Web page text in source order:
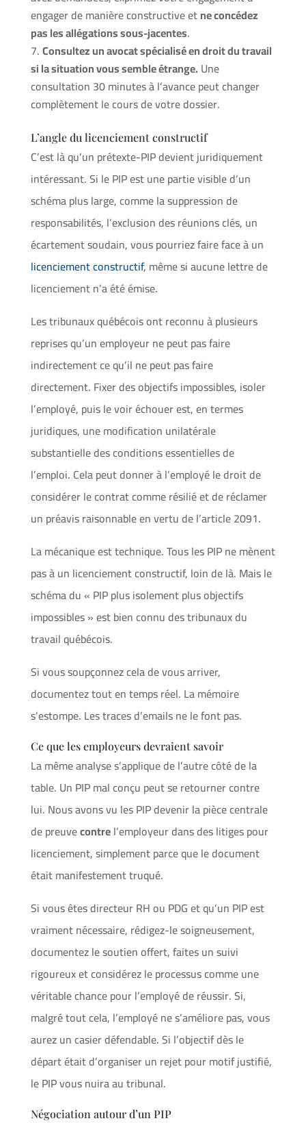
engager de manière constructive etne concédez
pas les allégations sous-jacentes.
Consultez un avocat spécialisé en droit du travail
si la situation vous semble étrange. Une
consultation 30 minutes à l’avance peut changer
complètement le cours de votre dossier.
L’angle du licenciement constructif
C’est là qu’un prétexte-PIP devient juridiquement
intéressant. Si le PIP est une partie visible d’un
schéma plus large, comme la suppression de
responsabilités, l’exclusion des réunions clés, un
écartement soudain, vous pourriez faire face à un
licenciement constructif, même si aucune lettre de
licenciement n’a été émise.
Les tribunaux québécois ont reconnu à plusieurs
reprises qu’un employeur ne peut pas faire
indirectement ce qu’il ne peut pas faire
directement. Fixer des objectifs impossibles, isoler
l’employé, puis le voir échouer est, en termes
juridiques, une modification unilatérale
substantielle des conditions essentielles de
l’emploi. Cela peut donner à l’employé le droit de
considérer le contrat comme résilié et de réclamer
un préavis raisonnable en vertu de l’article 2091.
La mécanique est technique. Tous les PIP ne mènent
pas à un licenciement constructif, loin de là. Mais le
schéma du « PIP plus isolement plus objectifs
impossibles » est bien connu des tribunaux du
travail québécois.
Si vous soupçonnez cela de vous arriver,
documentez tout en temps réel. La mémoire
s’estompe. Les traces d’emails ne le font pas.
Ce que les employeurs devraient savoir
La même analyse s’applique de l’autre côté de la
table. Un PIP mal conçu peut se retourner contre
lui. Nous avons vu les PIP devenir la pièce centrale
de preuvecontrel’employeur dans des litiges pour
licenciement, simplement parce que le document
était manifestement truqué.
Si vous êtes directeur RH ou PDG et qu’un PIP est
vraiment nécessaire, rédigez-le soigneusement,
documentez le soutien offert, faites un suivi
rigoureux et considérez le processus comme une
véritable chance pour l’employé de réussir. Si,
malgré tout cela, l’employé ne s’améliore pas, vous
aurez un casier défendable. Si l’objectif dès le
départ était d’organiser un rejet pour motif justifié,
le PIP vous nuira au tribunal.
Négociation autour d’un PIP